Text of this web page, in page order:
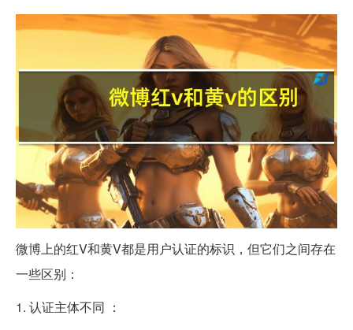
微博上的红V和黄V都是用户认证的标识，但它们之间存在
一些区别：
1. 认证主体不同 ：